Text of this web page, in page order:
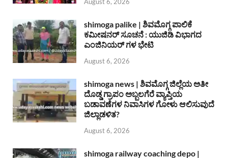
shimoga palike | ಶಿವಮೊಗ್ಗ ಪಾಲಿಕೆ
ಕಮೀಷನರ್ ಸೂಚನೆ : ಯುಜಿಡಿ ವಿಭಾಗದ
ಎಂಜಿನಿಯರ್ ಗಳ ಭೇಟಿ
August 6, 2026
shimoga news | ಶಿವಮೊಗ್ಗ ಜಿಲ್ಲೆಯ ಅತೀ
ದೊಡ್ಡ ಗ್ರಾಪಂ ಅಬ್ಬಲಗೆರೆ ವ್ಯಾಪ್ತಿಯ
ಬಡಾವಣೆಗಳ ನಿವಾಸಿಗಳ ಗೋಳು ಆಲಿಸುವುದೆ
ಜಿಲ್ಲಾಡಳಿತ?
August 6, 2026
shimoga railway coaching depo |